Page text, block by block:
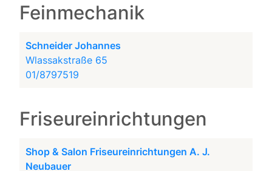
Feinmechanik
Schneider Johannes
Wlassakstraße 65
01/8797519
Friseureinrichtungen
Shop & Salon Friseureinrichtungen A. J.
Neubauer